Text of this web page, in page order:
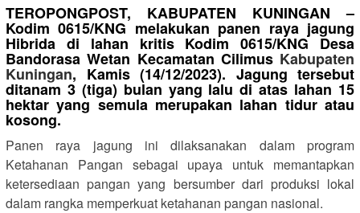
TEROPONGPOST, KABUPATEN KUNINGAN –
Kodim 0615/KNG melakukan panen raya jagung
Hibrida di lahan kritis Kodim 0615/KNG Desa
Bandorasa Wetan Kecamatan Cilimus Kabupaten
Kuningan, Kamis (14/12/2023). Jagung tersebut
ditanam 3 (tiga) bulan yang lalu di atas lahan 15
hektar yang semula merupakan lahan tidur atau
kosong.
Panen raya jagung ini dilaksanakan dalam program
Ketahanan Pangan sebagai upaya untuk memantapkan
ketersediaan pangan yang bersumber dari produksi lokal
dalam rangka memperkuat ketahanan pangan nasional.